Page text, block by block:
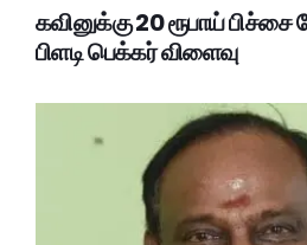
கவினுக்கு 20 ரூபாய்
பிளடி பெக்கர் விளைவு